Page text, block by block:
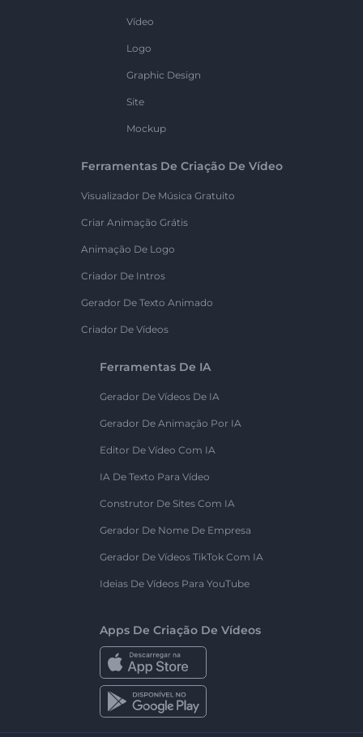
Vídeo
Logo
Graphic Design
Site
Mockup
Ferramentas De Criação De Vídeo
Visualizador De Música Gratuito
Criar Animação Grátis
Animação De Logo
Criador De Intros
Gerador De Texto Animado
Criador De Vídeos
Ferramentas De IA
Gerador De Vídeos De IA
Gerador De Animação Por IA
Editor De Vídeo Com IA
IA De Texto Para Vídeo
Construtor De Sites Com IA
Gerador De Nome De Empresa
Gerador De Vídeos TikTok Com IA
Ideias De Vídeos Para YouTube
Apps De Criação De Vídeos